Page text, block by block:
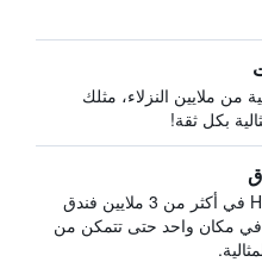
من ملايين النزلاء، مثلك
بكل ثقة!
يبحث HotelsCombined في أكثر من 3 ملايين فندق
في مكان واحد حتى تتمكن من